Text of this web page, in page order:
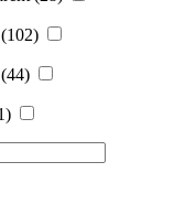
(102)
(44)